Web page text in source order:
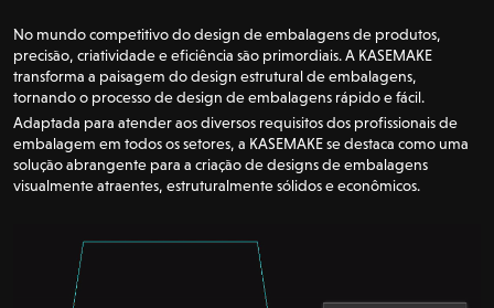
No mundo competitivo do design de embalagens de produtos,
precisão, criatividade e eficiência são primordiais. A KASEMAKE
transforma a paisagem do design estrutural de embalagens,
tornando o processo de design de embalagens rápido e fácil.
Adaptada para atender aos diversos requisitos dos profissionais de
embalagem em todos os setores, a KASEMAKE se destaca como uma
solução abrangente para a criação de designs de embalagens
visualmente atraentes, estruturalmente sólidos e econômicos.